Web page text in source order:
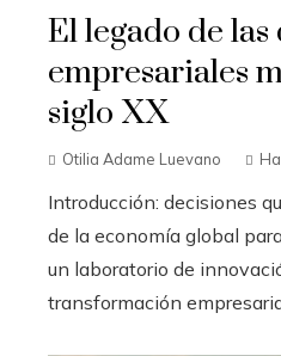
El legado de las
empresariales
siglo XX
Otilia Adame Luevano
Introducción: decisiones
de la economía global
un laboratorio de
transformación